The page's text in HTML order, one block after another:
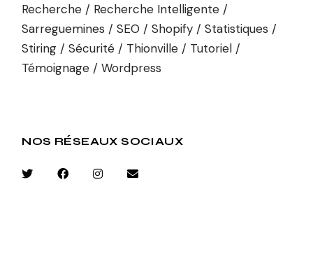
Recherche
Recherche Intelligente
Sarreguemines
SEO Shopify
Statistiques
Stiring
Sécurité Thionville
Tutoriel
Témoignage
Wordpress
NOS RÉSEAUX SOCIAUX